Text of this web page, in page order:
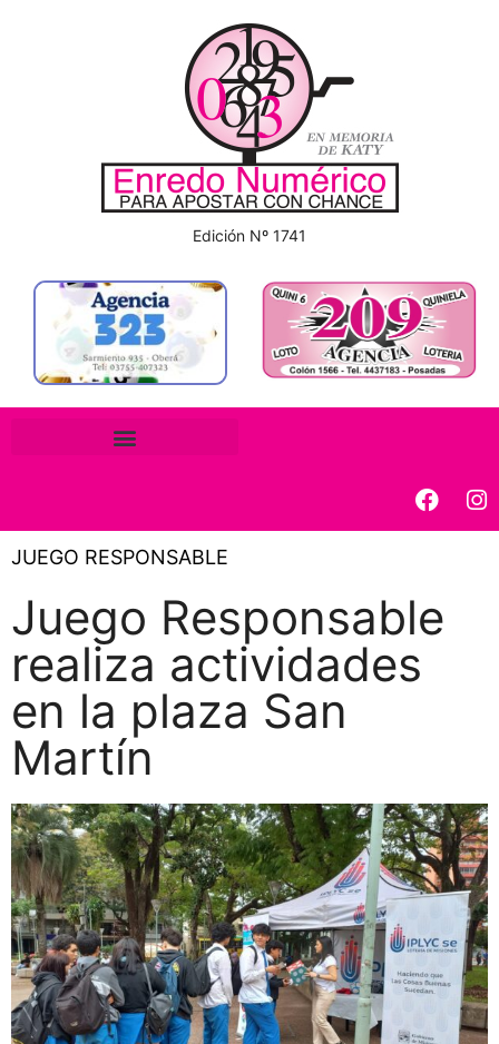
Edición Nº 1741
JUEGO RESPONSABLE
Juego Responsable
realiza actividades
en la plaza San
Martín